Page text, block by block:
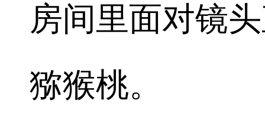
房间里面对镜
猕猴桃。